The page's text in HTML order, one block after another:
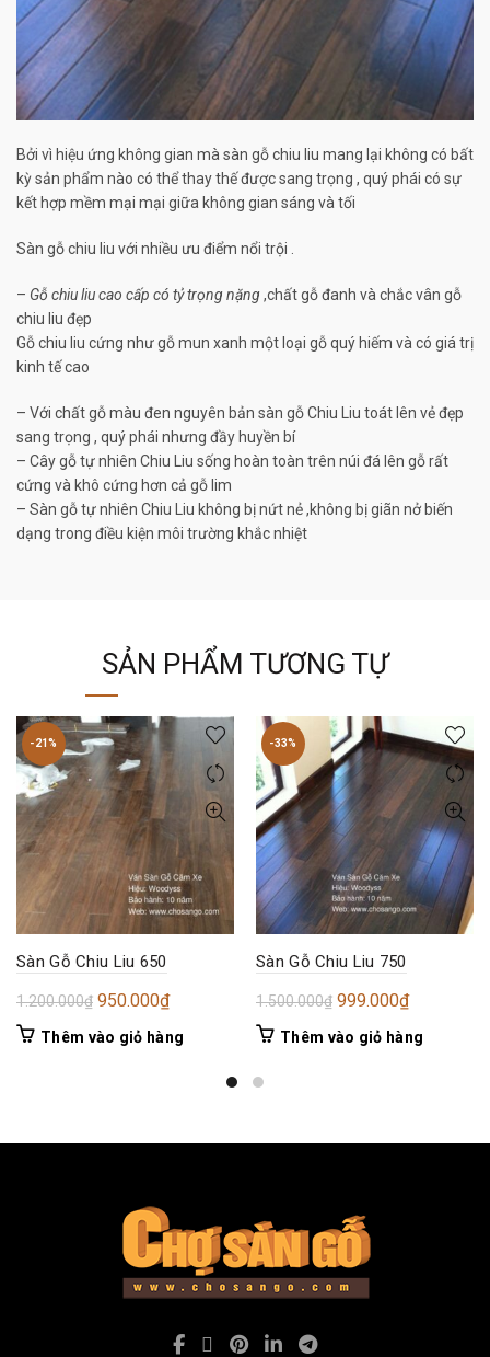
Bởi vì hiệu ứng không gian mà sàn gỗchiu liu mang lại không có bất
kỳ sản phẩm nào có thể thay thế được sang trọng , quý phái có sự
kết hợp mềm mại mại giữa không gian sáng và tối
Sàn gỗ chiu liu với nhiều ưu điểm nổi trội .
– Gỗ chiu liu cao cấp có tỷ trọng nặng,chất gỗ đanh và chắc vân gỗ
chiu liu đẹp
Gỗ chiu liu cứng như gỗ mun xanh một loại gỗ quý hiếm và có giá trị
kinh tế cao
– Với chất gỗ màu đen nguyên bản sàn gỗ Chiu Liu toát lên vẻ đẹp
sang trọng , quý phái nhưng đầy huyền bí
– Cây gỗ tự nhiên Chiu Liu sống hoàn toàn trên núi đá lên gỗ rất
cứng và khô cứng hơn cả gỗ lim
– Sàn gỗ tự nhiên Chiu Liu không bị nứt nẻ ,không bị giãn nở biến
dạng trong điều kiện môi trường khắc nhiệt
SẢN PHẨM TƯƠNG TỰ
-21%
Sàn Gỗ Chiu Liu 650
1.200.000₫ Giá
gốc
950.000₫Giá
Thêm vào giỏ hàng
-33%
Sàn Gỗ Chiu Liu 750
1.500.000₫ Giá
gốc
999.000₫Giá
Thêm vào giỏ hàng